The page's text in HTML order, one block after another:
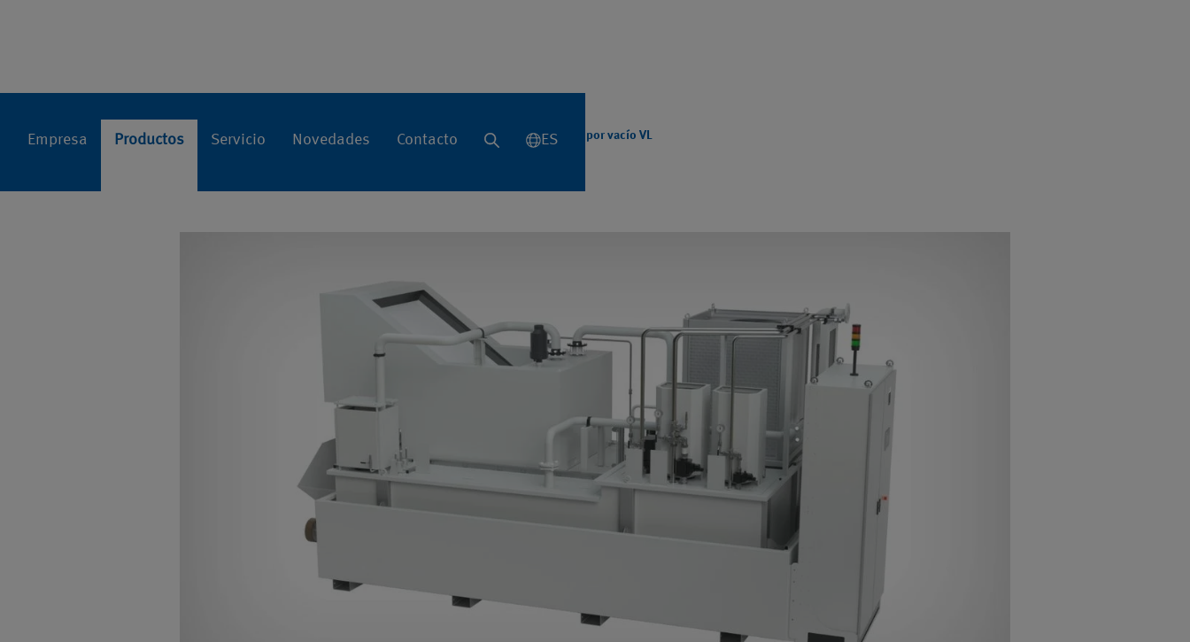
Empresa Productos Servicio Novedades Contacto ES
Inicio Productos Sistemas individuales Sistema de filtración Filtro por vacío VL